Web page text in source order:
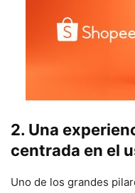
2. Una
centrada en el
Uno de los grandes